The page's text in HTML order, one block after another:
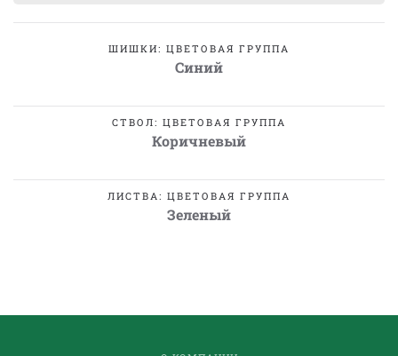
ШИШКИ: ЦВЕТОВАЯ ГРУППА
Синий
СТВОЛ: ЦВЕТОВАЯ ГРУППА
Коричневый
ЛИСТВА: ЦВЕТОВАЯ ГРУППА
Зеленый